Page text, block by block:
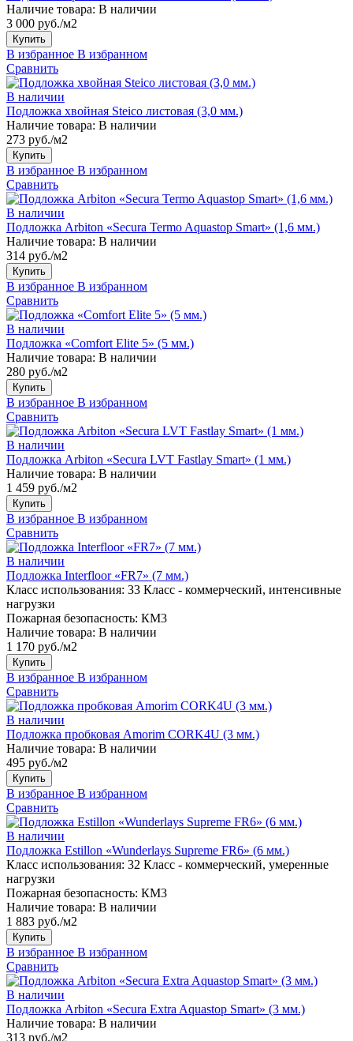
Наличие товара: В наличии
3 000 руб./м2
Купить
В избранное В избранном
Сравнить
В наличии
Подложка хвойная Steico листовая (3,0 мм.)
Наличие товара: В наличии
273 руб./м2
Купить
В избранное В избранном
Сравнить
В наличии
Подложка Arbiton «Secura Termo Aquastop Smart» (1,6 мм.)
Наличие товара: В наличии
314 руб./м2
Купить
В избранное В избранном
Сравнить
В наличии
Подложка «Comfort Elite 5» (5 мм.)
Наличие товара: В наличии
280 руб./м2
Купить
В избранное В избранном
Сравнить
В наличии
Подложка Arbiton «Secura LVT Fastlay Smart» (1 мм.)
Наличие товара: В наличии
1 459 руб./м2
Купить
В избранное В избранном
Сравнить
В наличии
Подложка Interfloor «FR7» (7 мм.)
Класс использования: 33 Класс - коммерческий, интенсивные
нагрузки
Пожарная безопасность: КМ3
Наличие товара: В наличии
1 170 руб./м2
Купить
В избранное В избранном
Сравнить
В наличии
Подложка пробковая Amorim CORK4U (3 мм.)
Наличие товара: В наличии
495 руб./м2
Купить
В избранное В избранном
Сравнить
В наличии
Подложка Estillon «Wunderlays Supreme FR6» (6 мм.)
Класс использования: 32 Класс - коммерческий, умеренные
нагрузки
Пожарная безопасность: КМ3
Наличие товара: В наличии
1 883 руб./м2
Купить
В избранное В избранном
Сравнить
В наличии
Подложка Arbiton «Secura Extra Aquastop Smart» (3 мм.)
Наличие товара: В наличии
313 руб./м2